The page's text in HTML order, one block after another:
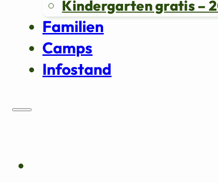
Kindergarten gratis –
Familien
Camps
Infostand